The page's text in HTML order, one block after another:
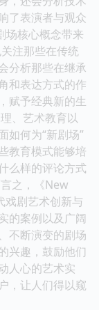
了表演者与观众
场核心概念带来
注那些在传统
分析那些在继承
和表达方式的作
赋予经典新的生
、艺术教育以
如何为“新剧场”
教育模式能够培
么样的评论方式
之，《New
剧艺术创新与
的案例以及广阔
不断演变的剧场
兴趣，鼓励他们
人心的艺术实
，让人们得以窥